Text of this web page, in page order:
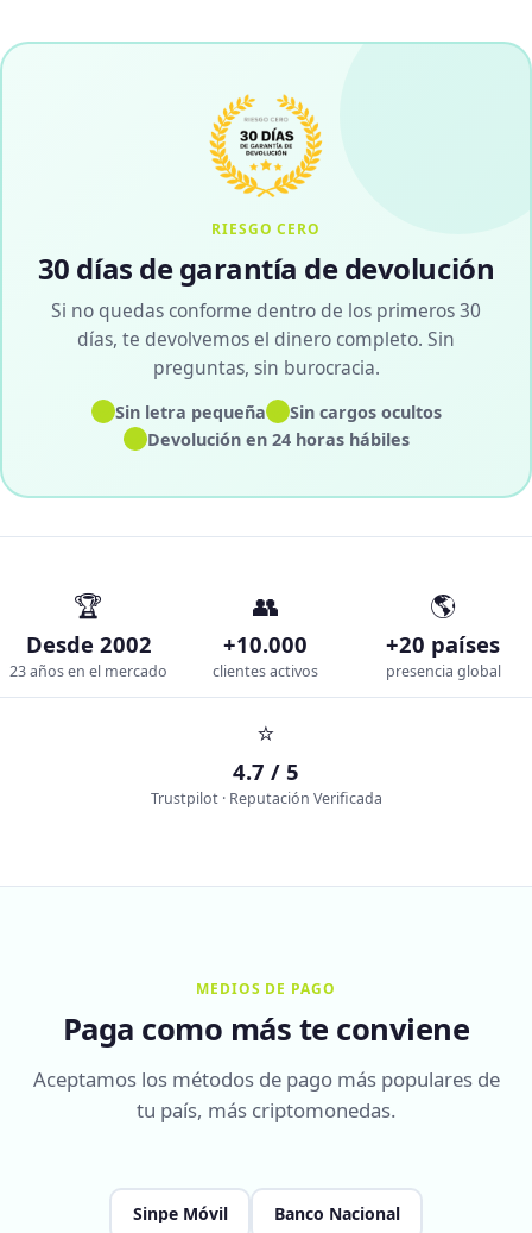
RIESGO CERO
30 días de garantía de devolución
Si no quedas conforme dentro de los primeros 30
días, te devolvemos el dinero completo. Sin
preguntas, sin burocracia.
✓Sin letra pequeña✓Sin cargos ocultos
✓Devolución en 24 horas hábiles
🏆
Desde 2002
23 años en el mercado
👥
+10.000
clientes activos
🌎
+20 países
presencia global
⭐
4.7 / 5
Trustpilot · Reputación Verificada
MEDIOS DE PAGO
Paga como más te conviene
Aceptamos los métodos de pago más populares de
tu país, más criptomonedas.
Sinpe Móvil Banco Nacional